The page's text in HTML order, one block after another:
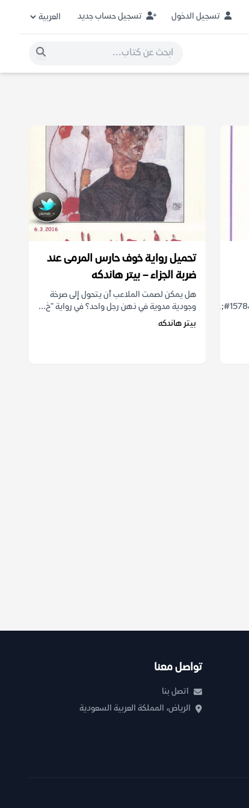
تسجيل الدخول تسجيل حساب جديد
&#1575;&#1604;&#1603;&#1575;&#1578;&#1576;
تحميل رواية خوف حارس المرمى عند
ضربة الجزاء – بيتر هاندكه
هل يمكن لصمت الملاعب أن يتحول إلى صرخة
وجودية مدوية في ذهن رجل واحد؟ في رواية "خ...
بيتر هاندكه
تواصل معنا
اتصل بنا
الرياض، المملكة العربية السعودية